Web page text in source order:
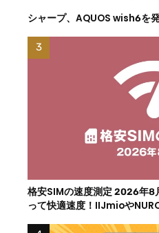
シャープ、AQUOS wish6を
格安SIMの速度測定 2026年
って快適速度！IIJmioや